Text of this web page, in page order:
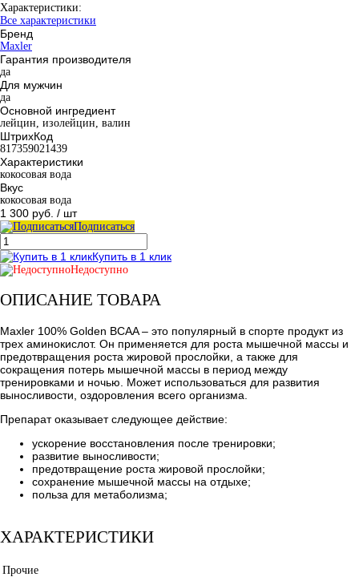
Характеристики:
Все характеристики
Бренд
Maxler
Гарантия производителя
да
Для мужчин
да
Основной ингредиент
лейцин, изолейцин, валин
ШтрихКод
817359021439
Характеристики
кокосовая вода
Вкус
кокосовая вода
1 300 руб. / шт
Подписаться
Купить в 1 клик
Недоступно
ОПИСАНИЕ ТОВАРА
Maxler 100% Golden BCAA – это популярный в спорте продукт из
трех аминокислот. Он применяется для роста мышечной массы и
предотвращения роста жировой прослойки, а также для
сокращения потерь мышечной массы в период между
тренировками и ночью. Может использоваться для развития
выносливости, оздоровления всего организма.
Препарат оказывает следующее действие:
ускорение восстановления после тренировки;
развитие выносливости;
предотвращение роста жировой прослойки;
сохранение мышечной массы на отдыхе;
польза для метаболизма;
ХАРАКТЕРИСТИКИ
Прочие